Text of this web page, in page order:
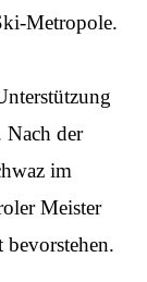
Metropole.
Nach der
im
Meister
bevorstehen.